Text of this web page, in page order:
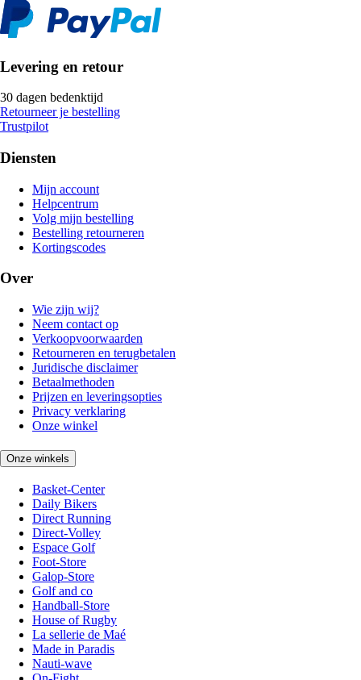
Levering en retour
30 dagen bedenktijd
Retourneer je bestelling
Trustpilot
Diensten
Mijn account
Helpcentrum
Volg mijn bestelling
Bestelling retourneren
Kortingscodes
Over
Wie zijn wij?
Neem contact op
Verkoopvoorwaarden
Retourneren en terugbetalen
Juridische disclaimer
Betaalmethoden
Prijzen en leveringsopties
Privacy verklaring
Onze winkel
Onze winkels
Basket-Center
Daily Bikers
Direct Running
Direct-Volley
Espace Golf
Foot-Store
Galop-Store
Golf and co
Handball-Store
House of Rugby
La sellerie de Maé
Made in Paradis
Nauti-wave